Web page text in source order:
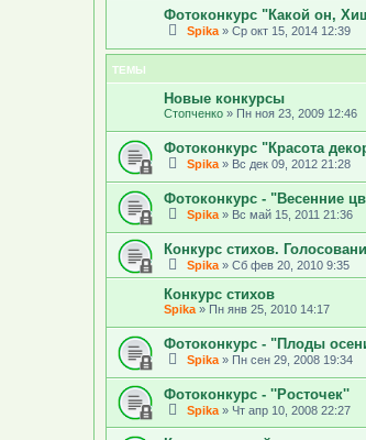
Фотоконкурс "Какой он,
Spika » Ср окт 15, 2014 12:39
ТЕМЫ
Новые конкурсы
Стопченко » Пн ноя 23, 2009 12:46
Фотоконкурс "Красота
Spika » Вс дек 09, 2012 21:28
Фотоконкурс - "Весенние
Spika » Вс май 15, 2011 21:36
Конкурс стихов.
Spika » Сб фев 20, 2010 9:35
Конкурс стихов
Spika » Пн янв 25, 2010 14:17
Фотоконкурс - "Плоды
Spika » Пн сен 29, 2008 19:34
Фотоконкурс - ''Росточек''
Spika » Чт апр 10, 2008 22:27